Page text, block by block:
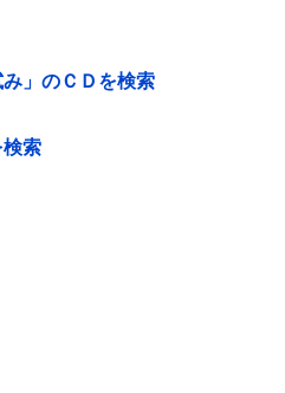
」のＣＤを検索
索